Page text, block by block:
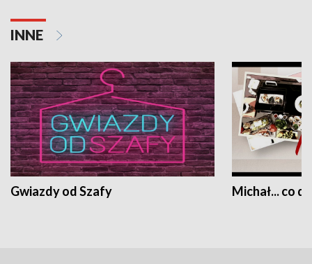
INNE
Gwiazdy od Szafy Michał... co